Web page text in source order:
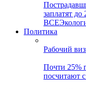
заплатят
ВСЕ
Политика
Рабочий
Почти 25%
посчитают